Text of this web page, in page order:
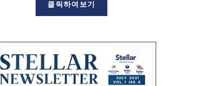
클릭하여보기